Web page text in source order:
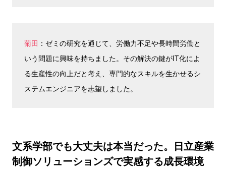
菊田 ：ゼミの研究を通じて、労働力不足や長時間労働と
いう問題に興味を持ちました。その解決の鍵がIT化によ
る生産性の向上だと考え、専門的なスキルを生かせるシ
ステムエンジニアを志望しました。
文系学部でも大丈夫は本当だった。日立産業
制御ソリューションズで実感する成長環境